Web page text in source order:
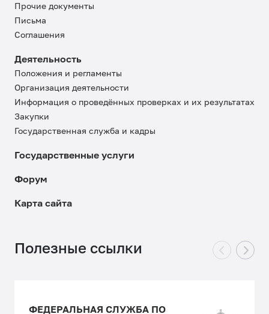
Прочие документы
Письма
Соглашения
Деятельность
Положения и регламенты
Организация деятельности
Информация о проведённых проверках и их результатах
Закупки
Государственная служба и кадры
Государственные услуги
Форум
Карта сайта
Полезные ссылки
ФЕДЕРАЛЬНАЯ СЛУЖБА ПО